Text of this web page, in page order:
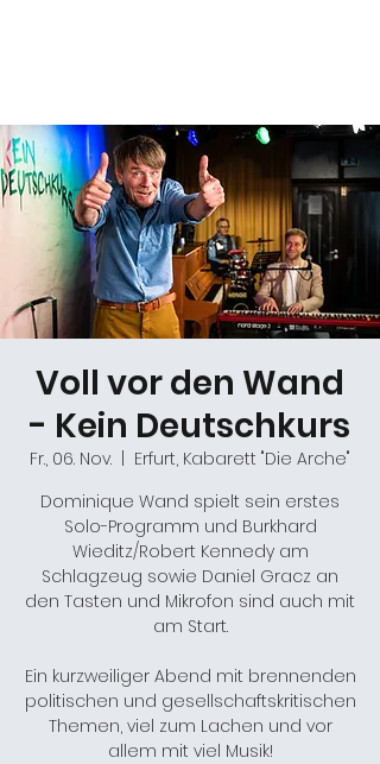
Voll vor den Wand
- Kein Deutschkurs
Fr., 06. Nov.
Erfurt, Kabarett "Die Arche"
Dominique Wand spielt sein erstes
Solo-Programm und Burkhard
Wieditz/Robert Kennedy am
Schlagzeug sowie Daniel Gracz an
den Tasten und Mikrofon sind auch mit
am Start.
Ein kurzweiliger Abend mit brennenden
politischen und gesellschaftskritischen
Themen, viel zum Lachen und vor
allem mit viel Musik!